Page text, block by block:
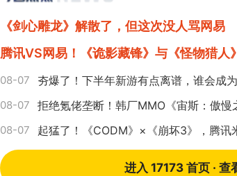
《剑心雕龙》解散了，但这次没人骂网易
腾讯VS网易！《诡影藏锋》与《怪物猎人
08-07 夯爆了！下半年新游有点离谱，谁会成
08-07 拒绝氪佬垄断！韩厂MMO《宙斯：傲慢
08-07 起猛了！《CODM》×《崩坏3》，腾讯
进入 17173 首页 · 查